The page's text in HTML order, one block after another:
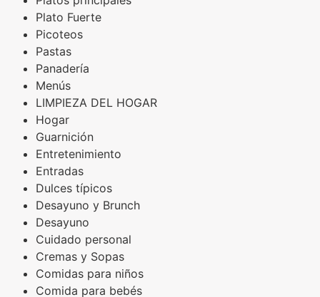
Plato Fuerte
Picoteos
Pastas
Panadería
Menús
LIMPIEZA DEL HOGAR
Hogar
Guarnición
Entretenimiento
Entradas
Dulces típicos
Desayuno y Brunch
Desayuno
Cuidado personal
Cremas y Sopas
Comidas para niños
Comida para bebés